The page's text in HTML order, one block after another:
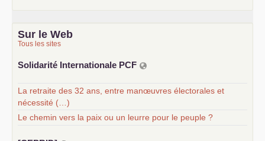
Sur le Web
Tous les sites
Solidarité Internationale PCF
La retraite des 32 ans, entre manœuvres électorales et
nécessité (…)
Le chemin vers la paix ou un leurre pour le peuple ?